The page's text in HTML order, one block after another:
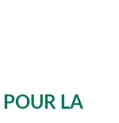
POUR LA